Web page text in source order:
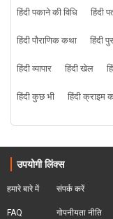
हिंदी पकाने की विधि
हिंदी
हिंदी पौराणिक कथा
हिंदी
हिंदी व्यापार
हिंदी खेल
हिंदी कुछ भी
हिंदी क्राइम
उपयोगी लिंक्स
हमारे बारे में
FAQ
संपर्क करें
गोपनीयता नीति